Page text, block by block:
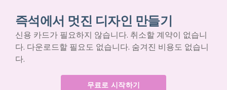
즉석에서 멋진 디자인 만들기
신용 카드가 필요하지 않습니다. 취소할 계약이 없습니
다. 다운로드할 필요도 없습니다. 숨겨진 비용도 없습니
다.
무료로 시작하기